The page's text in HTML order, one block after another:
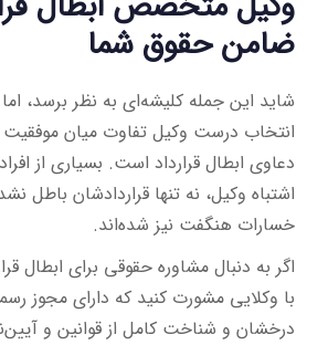
ضامن حقوق شما
شاید این جمله کلیشه‌ای به نظر برسد،
انتخاب درست وکیل تفاوت میان
دعاوی ابطال قرارداد است. بسیاری از
اشتباه وکیل، نه تنها قراردادشان باطل
خسارات هنگفت نیز شده‌اند.
اگر به دنبال مشاوره حقوقی برای ابطال
با وکلایی مشورت کنید که دارای مجوز
درخشان و شناخت کامل از قوانین و